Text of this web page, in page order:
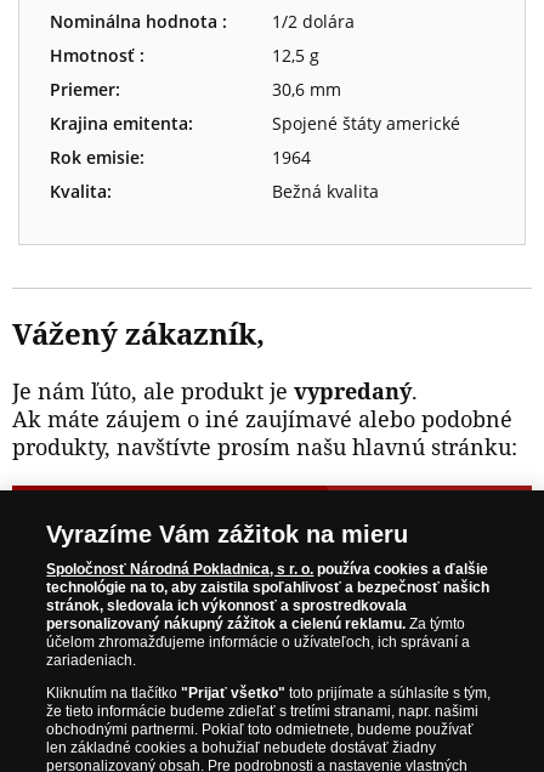
Nominálna hodnota :
1/2 dolára
Hmotnosť :
12,5 g
Priemer:
30,6 mm
Krajina emitenta:
Spojené štáty americké
Rok emisie:
1964
Kvalita:
Bežná kvalita
Vážený zákazník,
Je nám ľúto, ale produkt je vypredaný.
Ak máte záujem o iné zaujímavé alebo podobné
produkty, navštívte prosím našu hlavnú stránku:
WWW.NARODNAPOKLADNICA.SK
Prosím informujte ma, akonáhle bude produkt opäť
skladom.
NAŠE ZÁRUKY
Vyrazíme Vám zážitok na mieru
Spoločnosť Národná Pokladnica, s r. o. používa cookies a ďalšie
technológie na to, aby zaistila spoľahlivosť a bezpečnosť našich
stránok, sledovala ich výkonnosť a sprostredkovala
personalizovaný nákupný zážitok a cielenú reklamu. Za týmto
účelom zhromažďujeme informácie o užívateľoch, ich správaní a
zariadeniach.
Kliknutím na tlačítko"Prijať všetko" toto prijímate a súhlasíte s tým,
že tieto informácie budeme zdieľať s tretími stranami, napr. našimi
obchodnými partnermi. Pokiaľ toto odmietnete, budeme používať
len základné cookies a bohužiaľ nebudete dostávať žiadny
personalizovaný obsah. Pre podrobnosti a nastavenie vlastných